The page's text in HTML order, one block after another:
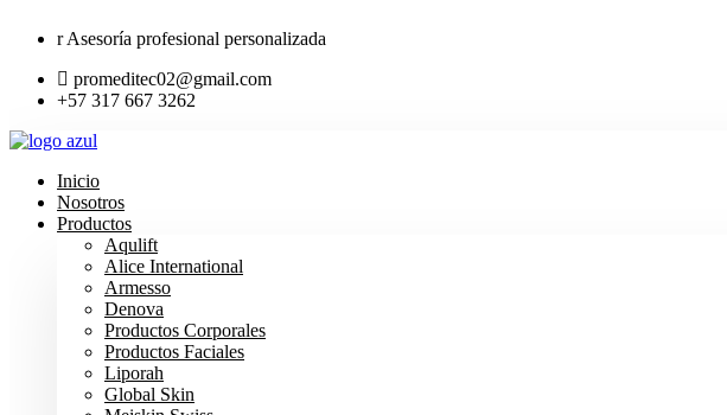
Asesoría profesional personalizada
promeditec02@gmail.com
+57 317 667 3262
Inicio
Nosotros
Productos
Aqulift
Alice International
Armesso
Denova
Productos Corporales
Productos Faciales
Liporah
Global Skin